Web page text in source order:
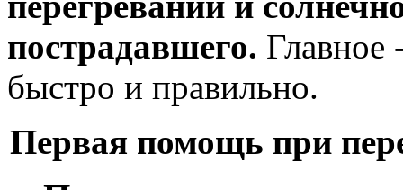
пострадавшего. Главное
быстро и правильно.
Первая помощь при